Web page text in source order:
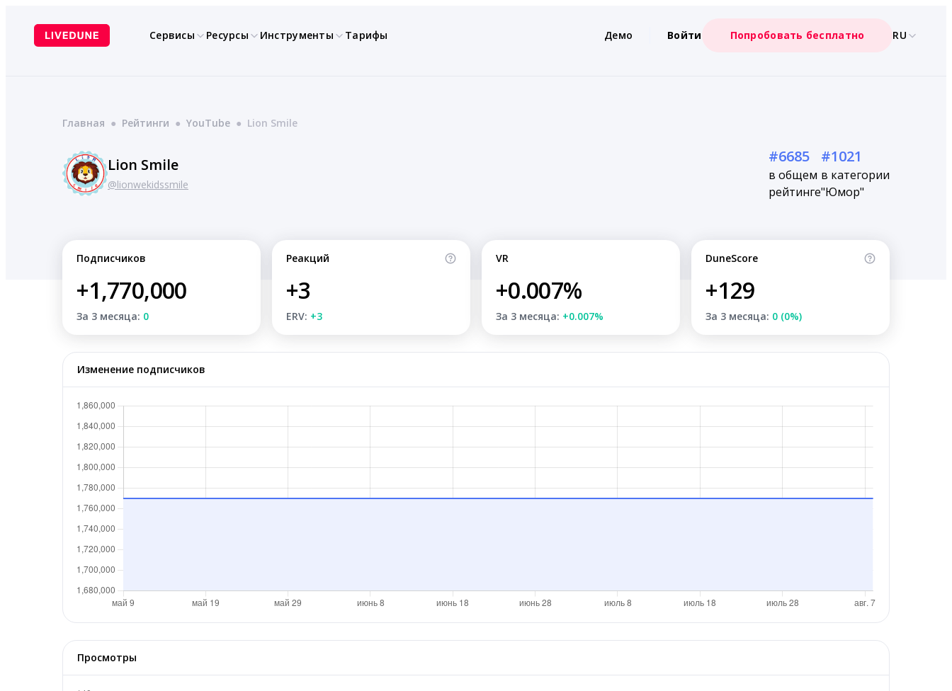
содержимому
Сервисы Ресурсы Инструменты Тарифы Демо Войти Попробовать бесплатно RU
Главная ● Рейтинги ● YouTube ● Lion Smile
Lion Smile
@lionwekidssmile
#6685
в общем
рейтинге
#1021
в категории
"Юмор"
Подписчиков
+1,770,000
За 3 месяца: 0
Реакций
+3
ERV: +3
VR
+0.007%
За 3 месяца: +0.007%
DuneScore
+129
За 3 месяца: 0 (0%)
Изменение подписчиков
Просмотры